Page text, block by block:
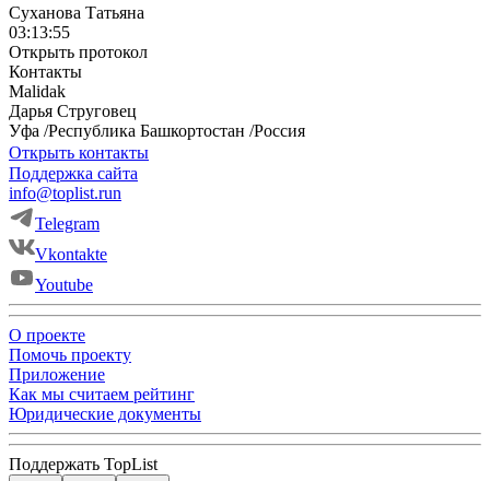
Суханова Татьяна
03:13:55
Открыть протокол
Контакты
Malidak
Дарья Струговец
Уфа /Республика Башкортостан /Россия
Открыть контакты
Поддержка сайта
info@toplist.run
Telegram
Vkontakte
Youtube
О проекте
Помочь проекту
Приложение
Как мы считаем рейтинг
Юридические документы
Поддержать TopList